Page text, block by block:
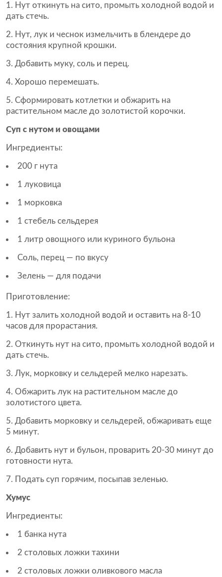
Нут откинуть на сито, промыть холодной водой и
дать стечь.
Нут, лук и чеснок измельчить в блендере до
состояния крупной крошки.
Добавить муку, соль и перец.
Хорошо перемешать.
Сформировать котлетки и обжарить на
растительном масле до золотистой корочки.
Суп с нутом и овощами
Ингредиенты:
200 г нута
1 луковица
1 морковка
1 стебель сельдерея
1 литр овощного или куриного бульона
Соль, перец — по вкусу
Зелень — для подачи
Приготовление:
Нут залить холодной водой и оставить на 8-10
часов для прорастания.
Откинуть нут на сито, промыть холодной водой и
дать стечь.
Лук, морковку и сельдерей мелко нарезать.
Обжарить лук на растительном масле до
золотистого цвета.
Добавить морковку и сельдерей, обжаривать еще
5 минут.
Добавить нут и бульон, проварить 20-30 минут до
готовности нута.
Подать суп горячим, посыпав зеленью.
Хумус
Ингредиенты:
1 банка нута
2 столовых ложки тахини
2 столовых ложки оливкового масла